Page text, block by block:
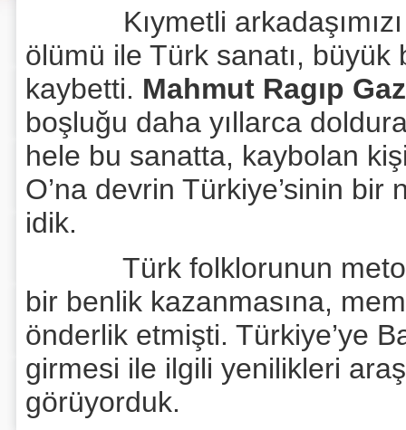
Kıymetli arkadaşımızı
ölümü ile Türk sanatı, büyük
kaybetti. Mahmut Ragıp
boşluğu daha yıllarca
hele bu sanatta, kaybolan
O’na devrin Türkiye’sinin bir
idik.
Türk folklorunun metodlu
bir benlik kazanmasına,
önderlik etmişti. Türkiye’ye
girmesi ile ilgili yenilikleri
görüyorduk.